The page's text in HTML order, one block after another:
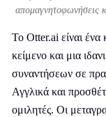
απομαγνητοφωνήσεις
Το Otter.ai είναι ένα
κείμενο και μια
συναντήσεων σε
Αγγλικά και
ομιλητές. Οι